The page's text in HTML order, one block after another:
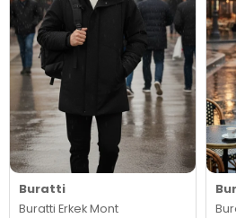
Buratti
Buratti Erkek Mont